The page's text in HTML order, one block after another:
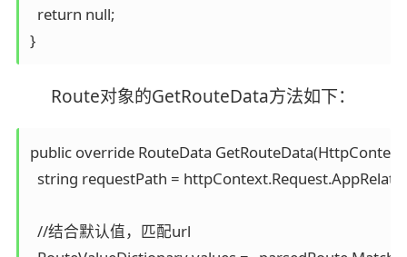
  return null;
}
Route对象的GetRouteData方法如下：
public override RouteData
string requestPath =
  //结合默认值，匹配url